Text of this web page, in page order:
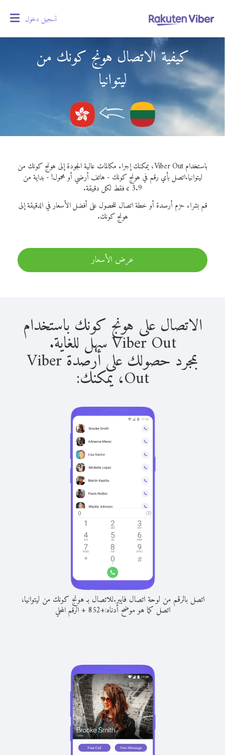
تسجيل دخول
كيفية الاتصال هونج كونك من
ليتوانيا
باستخدام Viber Out، يمكنك إجراء مكالمات عالية الجودة إلى هونج كونك من
ليتوانيا.اتصل بأي رقم في هونج كونك - هاتف أرضي أو محمول! - بداية من
3.9 ¢ فقط لكل دقيقة.
قم بشراء حزم أرصدة أو خطة اتصال للحصول على أفضل الأسعار في الدقيقة إلى
هونج كونك.
عرض الأسعار
الاتصال على هونج كونك باستخدام
Viber Out سهل للغاية.
بمجرد حصولك على أرصدة Viber
Out، يمكنك:
اتصل بالرقم من لوحة اتصال فايبر.للاتصال بـ هونج كونك من ليتوانيا،
اتصل كما هو موضح أدناه:+
852
+الرقم المحلي